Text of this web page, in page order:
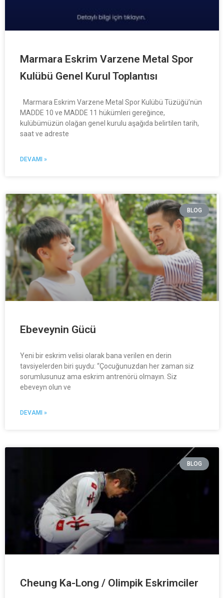
Marmara Eskrim Varzene Metal Spor
Kulübü Genel Kurul Toplantısı
Marmara Eskrim Varzene Metal Spor Kulübü Tüzüğü’nün
MADDE 10 ve MADDE 11 hükümleri gereğince,
kulübümüzün olağan genel kurulu aşağıda belirtilen tarih,
saat ve adreste
DEVAMI »
BLOG
Ebeveynin Gücü
Yeni bir eskrim velisi olarak bana verilen en derin
tavsiyelerden biri şuydu: “Çocuğunuzdan her zaman siz
sorumlusunuz ama eskrim antrenörü olmayın. Siz
ebeveyn olun ve
DEVAMI »
BLOG
Cheung Ka-Long / Olimpik Eskrimciler